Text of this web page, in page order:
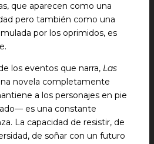
que aparecen como una
pero también como una
por los oprimidos, es
los eventos que narra, Las
novela completamente
a los personajes en pie
es una constante
La capacidad de resistir, de
de soñar con un futuro